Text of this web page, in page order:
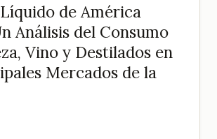
de América
Análisis del Consumo
Vino y Destilados en
Mercados de la